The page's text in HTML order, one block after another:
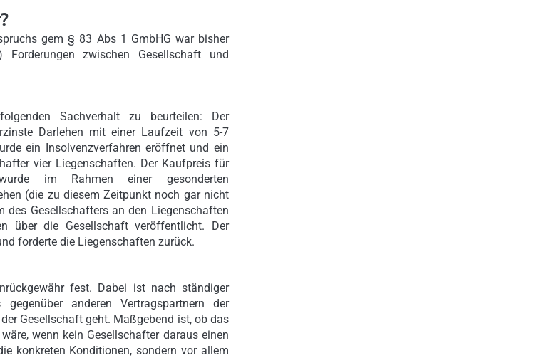
gem § 83 Abs 1 GmbHG war bisher
zwischen Gesellschaft und
Sachverhalt zu beurteilen: Der
Darlehen mit einer Laufzeit von 5-7
ein Insolvenzverfahren eröffnet und ein
vier Liegenschaften. Der Kaufpreis für
im Rahmen einer gesonderten
(die zu diesem Zeitpunkt noch gar nicht
Gesellschafters an den Liegenschaften
über die Gesellschaft veröffentlicht. Der
forderte die Liegenschaften zurück.
fest. Dabei ist nach ständiger
gegenüber anderen Vertragspartnern der
Gesellschaft geht. Maßgebend ist, ob das
wenn kein Gesellschafter daraus einen
konkreten Konditionen, sondern vor allem